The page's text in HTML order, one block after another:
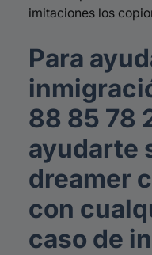
imitaciones los
Para
88 85 78
ayudarte
dreamer
con
caso de